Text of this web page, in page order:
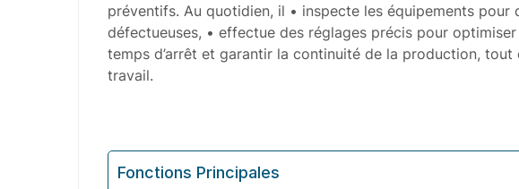
préventifs. Au quotidien, il • inspecte les équipements
défectueuses, • effectue des réglages précis pour
temps d’arrêt et garantir la continuité de la production,
travail.
Fonctions Principales